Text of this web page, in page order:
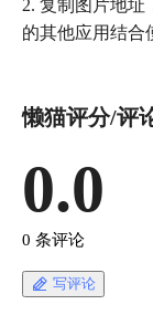
2. 复制图片地址
的其他应用结合
懒猫评分/评
0.0
0 条评论
写评论